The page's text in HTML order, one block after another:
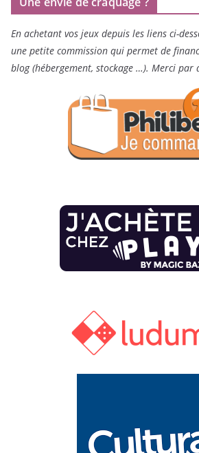
En achetant vos jeux depuis les liens ci-
une petite commission qui permet de
blog (hébergement, stockage …). Merci par